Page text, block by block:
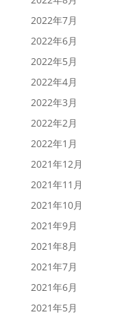
2022年7月
2022年6月
2022年5月
2022年4月
2022年3月
2022年2月
2022年1月
2021年12月
2021年11月
2021年10月
2021年9月
2021年8月
2021年7月
2021年6月
2021年5月